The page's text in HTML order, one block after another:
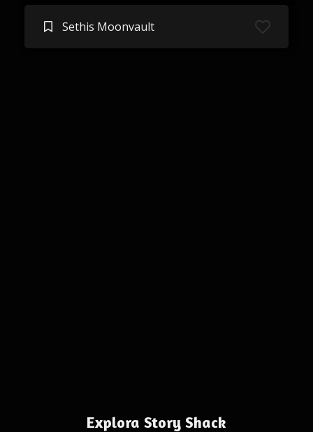
Sethis Moonvault
Explora Story Shack